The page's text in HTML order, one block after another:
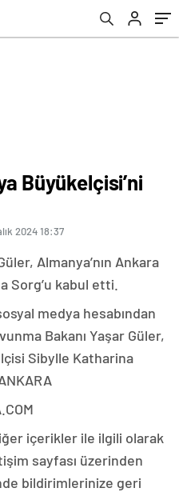
Büyükelçisi’ni
2024 18:37
Almanya’nın Ankara
Sorg’u kabul etti.
medya hesabından
Bakanı Yaşar Güler,
Sibylle Katharina
içerikler ile ilgili olarak
sayfası üzerinden
bildirimlerinize geri